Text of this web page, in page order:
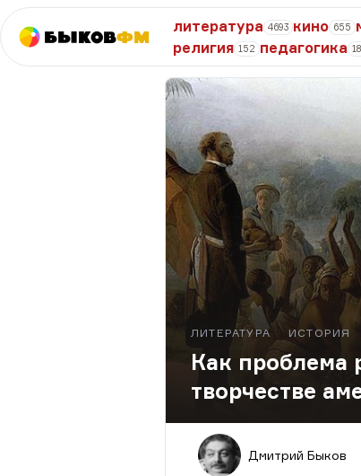
БыковФМ
литература 4693 кино 655
религия 152 педагогика
ЛИТЕРАТУРА ИСТОРИЯ
Как проблема
творчестве
Дмитрий Быков